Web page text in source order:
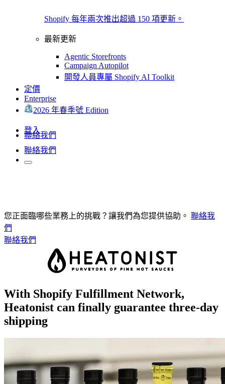
Shopify 每年兩次推出超過 150 項更新。
最新更新
Agentic Storefronts
Campaign Autopilot
開發人員專屬 Shopify AI Toolkit
定價
Enterprise
2026 年春季號 Edition
登入
聯絡我們
聯絡我們
您正面臨哪些業務上的挑戰？讓我們為您提供協助。 聯絡我
們
聯絡我們
With Shopify Fulfillment Network,
Heatonist can finally guarantee three-day
shipping